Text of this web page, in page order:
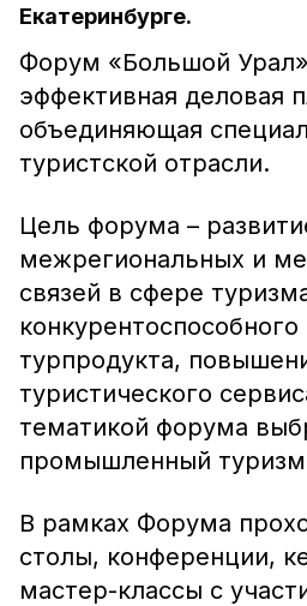
Екатеринбурге.
Форум «Большой
эффективная деловая
объединяющая
туристской отрасли.
Цель форума –
межрегиональных и
связей в сфере
турпродукта,
туристического
тематикой форума
промышленный
В рамках Форума
столы, конференции,
мастер-классы с